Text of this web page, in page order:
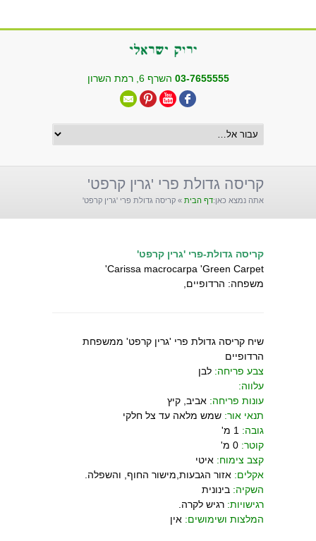
03-7655555 השרף 6, רמת השרון
קריסה גדולת פרי 'גרין קרפט'
אתה נמצא כאן:דף הבית » קריסה גדולת פרי 'גרין קרפט'
קריסה גדולת-פרי 'גרין קרפט'
Carissa macrocarpa 'Green Carpet'
משפחה: הרדופיים,
שיח קריסה גדולת פרי 'גרין קרפט' ממשפחת
הרדופיים
צבע פריחה: לבן
עלווה:
עונות פריחה: אביב, קיץ
תנאי אור: שמש מלאה עד צל חלקי
גובה:
קוטר:
קצב צימוח: איטי
אקלים: אזור הגבעות,מישור החוף, והשפלה.
השקיה: בינונית
רגישויות: רגיש לקרה.
המלצות ושימושים: אין